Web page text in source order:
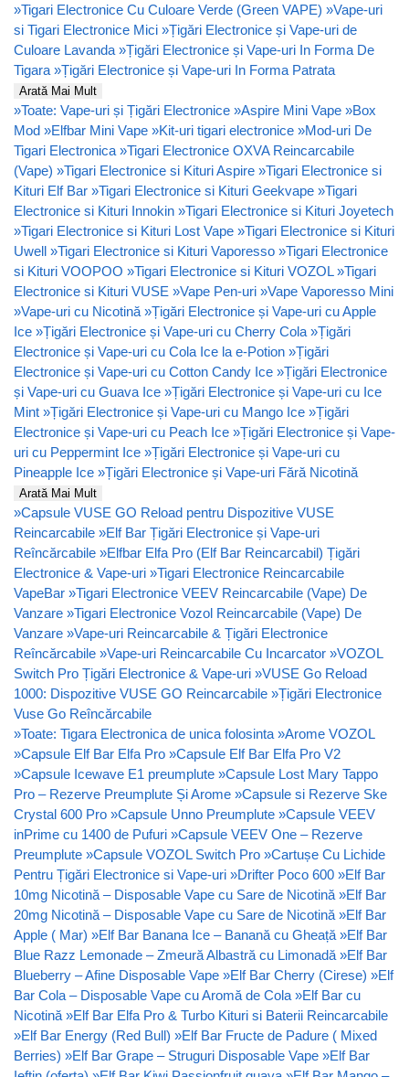
»Tigari Electronice Cu Culoare Verde (Green VAPE) »Vape-uri
si Tigari Electronice Mici »Țigări Electronice și Vape-uri de
Culoare Lavanda »Țigări Electronice și Vape-uri In Forma De
Tigara »Țigări Electronice și Vape-uri In Forma Patrata
Arată Mai Mult
»Toate: Vape-uri și Țigări Electronice »Aspire Mini Vape »Box
Mod »Elfbar Mini Vape »Kit-uri tigari electronice »Mod-uri De
Tigari Electronica »Tigari Electronice OXVA Reincarcabile
(Vape) »Tigari Electronice si Kituri Aspire »Tigari Electronice si
Kituri Elf Bar »Tigari Electronice si Kituri Geekvape »Tigari
Electronice si Kituri Innokin »Tigari Electronice si Kituri Joyetech
»Tigari Electronice si Kituri Lost Vape »Tigari Electronice si Kituri
Uwell »Tigari Electronice si Kituri Vaporesso »Tigari Electronice
si Kituri VOOPOO »Tigari Electronice si Kituri VOZOL »Tigari
Electronice si Kituri VUSE »Vape Pen-uri »Vape Vaporesso Mini
»Vape-uri cu Nicotină »Țigări Electronice și Vape-uri cu Apple
Ice »Țigări Electronice și Vape-uri cu Cherry Cola »Țigări
Electronice și Vape-uri cu Cola Ice la e-Potion »Țigări
Electronice și Vape-uri cu Cotton Candy Ice »Țigări Electronice
și Vape-uri cu Guava Ice »Țigări Electronice și Vape-uri cu Ice
Mint »Țigări Electronice și Vape-uri cu Mango Ice »Țigări
Electronice și Vape-uri cu Peach Ice »Țigări Electronice și Vape-
uri cu Peppermint Ice »Țigări Electronice și Vape-uri cu
Pineapple Ice »Țigări Electronice și Vape-uri Fără Nicotină
Arată Mai Mult
»Capsule VUSE GO Reload pentru Dispozitive VUSE
Reincarcabile »Elf Bar Țigări Electronice și Vape-uri
Reîncărcabile »Elfbar Elfa Pro (Elf Bar Reincarcabil) Țigări
Electronice & Vape-uri »Tigari Electronice Reincarcabile
VapeBar »Tigari Electronice VEEV Reincarcabile (Vape) De
Vanzare »Tigari Electronice Vozol Reincarcabile (Vape) De
Vanzare »Vape-uri Reincarcabile & Țigări Electronice
Reîncărcabile »Vape-uri Reincarcabile Cu Incarcator »VOZOL
Switch Pro Țigări Electronice & Vape-uri »VUSE Go Reload
1000: Dispozitive VUSE GO Reincarcabile »Țigări Electronice
Vuse Go Reîncărcabile
»Toate: Tigara Electronica de unica folosinta »Arome VOZOL
»Capsule Elf Bar Elfa Pro »Capsule Elf Bar Elfa Pro V2
»Capsule Icewave E1 preumplute »Capsule Lost Mary Tappo
Pro – Rezerve Preumplute Și Arome »Capsule si Rezerve Ske
Crystal 600 Pro »Capsule Unno Preumplute »Capsule VEEV
inPrime cu 1400 de Pufuri »Capsule VEEV One – Rezerve
Preumplute »Capsule VOZOL Switch Pro »Cartușe Cu Lichide
Pentru Țigări Electronice si Vape-uri »Drifter Poco 600 »Elf Bar
10mg Nicotină – Disposable Vape cu Sare de Nicotină »Elf Bar
20mg Nicotină – Disposable Vape cu Sare de Nicotină »Elf Bar
Apple ( Mar) »Elf Bar Banana Ice – Banană cu Gheață »Elf Bar
Blue Razz Lemonade – Zmeură Albastră cu Limonadă »Elf Bar
Blueberry – Afine Disposable Vape »Elf Bar Cherry (Cirese) »Elf
Bar Cola – Disposable Vape cu Aromă de Cola »Elf Bar cu
Nicotină »Elf Bar Elfa Pro & Turbo Kituri si Baterii Reincarcabile
»Elf Bar Energy (Red Bull) »Elf Bar Fructe de Padure ( Mixed
Berries) »Elf Bar Grape – Struguri Disposable Vape »Elf Bar